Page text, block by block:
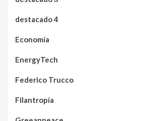
destacado 4
Economía
EnergyTech
Federico Trucco
Filantropía